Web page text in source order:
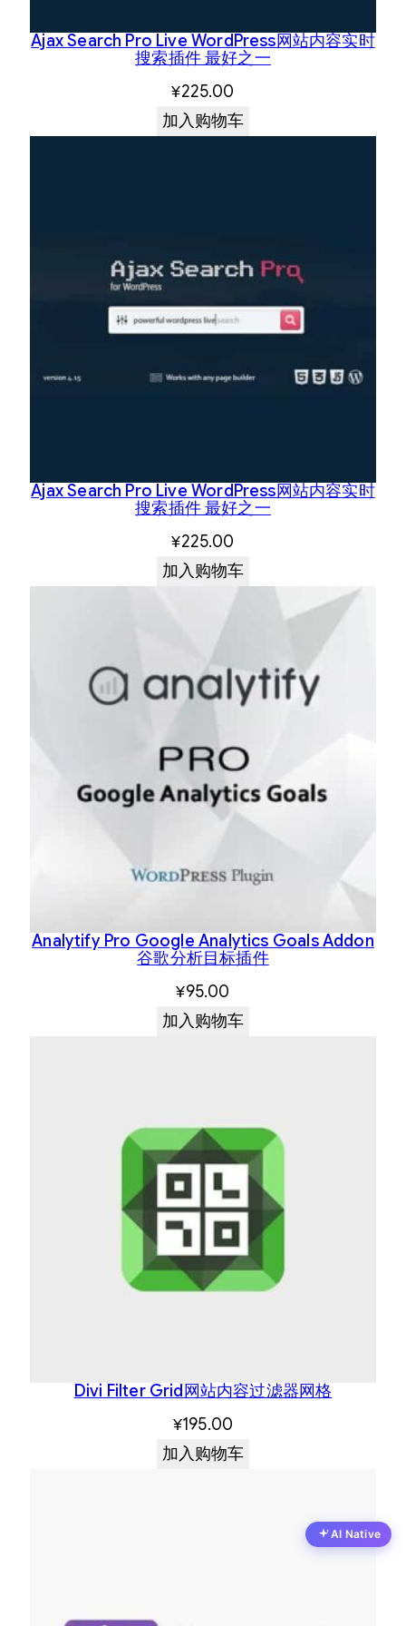
Ajax Search Pro Live WordPress网站内容实时
搜索插件 最好之一
¥225.00
加入购物车
Ajax Search Pro Live WordPress网站内容实时
搜索插件 最好之一
¥225.00
加入购物车
Analytify Pro Google Analytics Goals Addon
谷歌分析目标插件
¥95.00
加入购物车
Divi Filter Grid网站内容过滤器网格
¥195.00
加入购物车
AI Native